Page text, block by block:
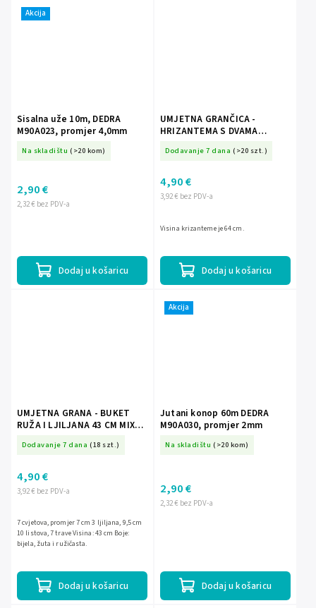
Akcija
Sisalna uže 10m, DEDRA
M90A023, promjer 4,0mm
Na skladištu (>20 kom)
2,32 € bez PDV-a
2,90 €
Dodaj u košaricu
UMJETNA GRANČICA -
HRIZANTEMA S DVAMA
Dodavanje 7 dana (>20 szt.)
3,92 € bez PDV-a
4,90 €
Dodaj u košaricu
Visina krizanteme je 64 cm.
UMJETNA GRANA - BUKET
RUŽA I LJILJANA 43 CM MIX
Dodavanje 7 dana (18 szt.)
3,92 € bez PDV-a
4,90 €
Dodaj u košaricu
7 cvjetova, promjer 7 cm 3 ljiljana, 9,5 cm
10 listova, 7 trave Visina: 43 cm Boje:
bijela, žuta i ružičasta.
Akcija
Jutani konop 60m DEDRA
M90A030, promjer 2mm
Na skladištu (>20 kom)
2,32 € bez PDV-a
2,90 €
Dodaj u košaricu